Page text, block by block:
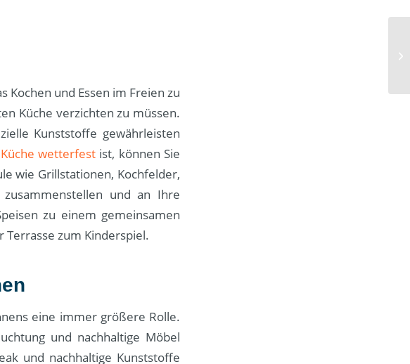
Kochen und Essen im Freien zu
Küche verzichten zu müssen.
Kunststoffe gewährleisten
wetterfest ist, können Sie
wie Grillstationen, Kochfelder,
und an Ihre
zu einem gemeinsamen
zum Kinderspiel.
eine immer größere Rolle.
und nachhaltige Möbel
und nachhaltige Kunststoffe